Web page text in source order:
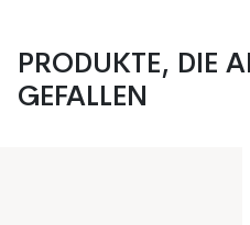
PRODUKTE, DIE
GEFALLEN